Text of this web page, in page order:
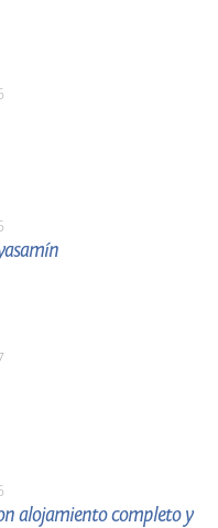
alojamiento completo y